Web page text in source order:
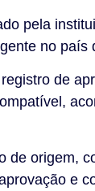
pela
no país
de
de origem,
e